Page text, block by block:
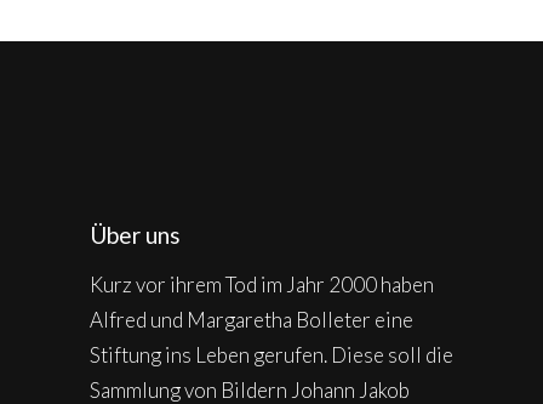
Über uns
Kurz vor ihrem Tod im Jahr 2000 haben
Alfred und Margaretha Bolleter eine
Stiftung ins Leben gerufen. Diese soll die
Sammlung von Bildern Johann Jakob